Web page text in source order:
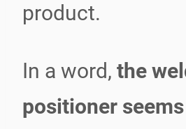
product.
In a word, the
positioner